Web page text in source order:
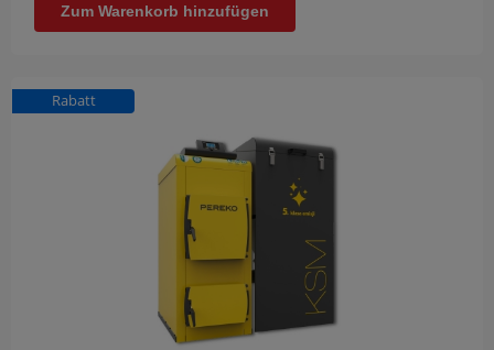
Zum Warenkorb hinzufügen
Rabatt